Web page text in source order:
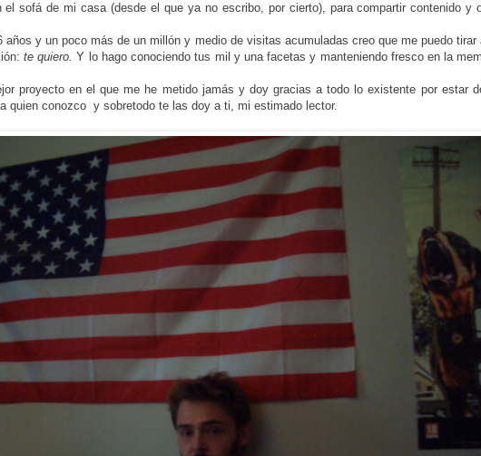
sofá de mi casa (desde el que ya no escribo, por cierto), para compartir contenido y
años y un poco más de un millón y medio de visitas acumuladas creo que me puedo tirar
te quiero.Y lo hago conociendo tus mil y una facetas y manteniendo fresco en la
proyecto en el que me he metido jamás y doy gracias a todo lo existente por estar
a quien conozco y sobretodo te las doy a ti, mi estimado lector.